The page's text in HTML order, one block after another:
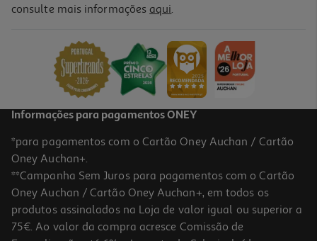
consulte mais informações aqui.
Informações para pagamentos ONEY
*para pagamentos com o Cartão Oney Auchan / Cartão
Oney Auchan+.
**Campanha Sem Juros para pagamentos com o Cartão
Oney Auchan / Cartão Oney Auchan+, em todos os
produtos assinalados na Loja de valor igual ou superior a
75€. Ao valor da compra acresce Comissão de